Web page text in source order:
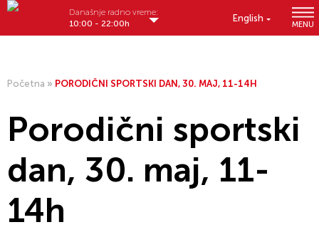
English
MENU
Današnje radno vreme:
10:00 - 22:00h
Početna » PORODIČNI SPORTSKI DAN, 30. MAJ, 11-14H
Porodični sportski
dan, 30. maj, 11-
14h